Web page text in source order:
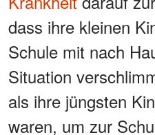
dass ihre kleinen
Schule mit nach
Situation
als ihre jüngsten
waren, um zur